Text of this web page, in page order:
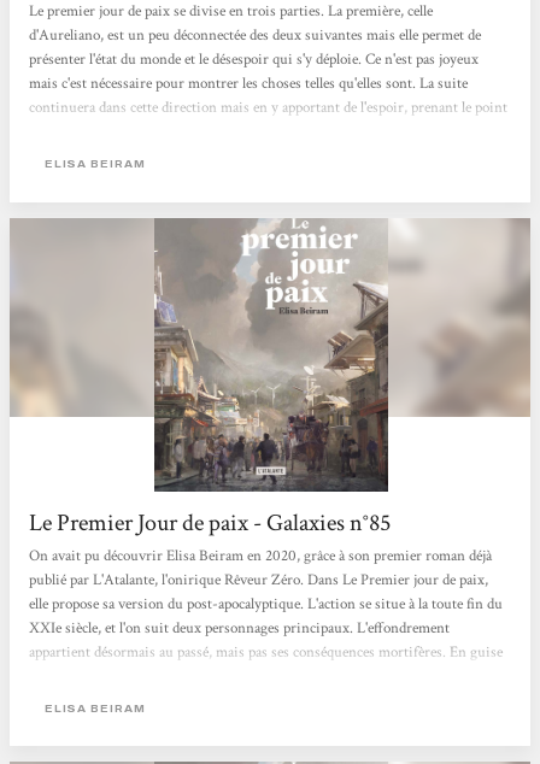
Le premier jour de paix se divise en trois parties. La première, celle
d'Aureliano, est un peu déconnectée des deux suivantes mais elle permet de
présenter l'état du monde et le désespoir qui s'y déploie. Ce n'est pas joyeux
mais c'est nécessaire pour montrer les choses telles qu'elles sont. La suite
continuera dans cette direction mais en y apportant de l'espoir, prenant le point
finale, c'est la paix. Le premier jour de paix est un ouvrage qui a à la fois des airs
ELISA BEIRAM
Le Premier Jour de paix - Galaxies n°85
On avait pu découvrir Elisa Beiram en 2020, grâce à son premier roman déjà
publié par L'Atalante, l'onirique Rêveur Zéro. Dans Le Premier jour de paix,
elle propose sa version du post-apocalyptique. L'action se situe à la toute fin du
XXIe siècle, et l'on suit deux personnages principaux. L'effondrement
appartient désormais au passé, mais pas ses conséquences mortifères. En guise
habitants d'un village colombien, qui ne trouvent rien de mieux que de
ELISA BEIRAM